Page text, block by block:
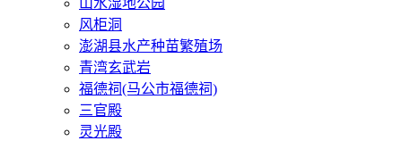
山水湿地公园
风柜洞
澎湖县水产种苗繁殖场
青湾玄武岩
福德祠(马公市福德祠)
三官殿
灵光殿